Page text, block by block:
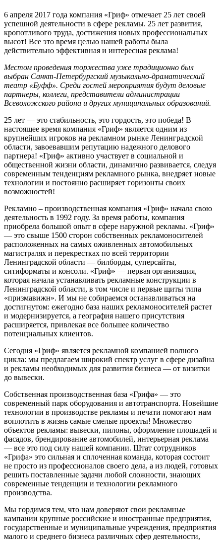
6 апреля 2017 года компания «Гриф» отмечает 25 лет своей
успешной деятельности в сфере рекламы. 25 лет развития,
кропотливого труда, достижения новых профессиональных
высот! Все это время целью нашей работы была
действительно эффективная и интересная реклама!
Местом проведения торжества уже традиционно был
выбран Санкт-Петербургский музыкально-драматический
театр «Буфф». Среди гостей мероприятия будут деловые
партнеры, коллеги, представители администрации
Всеволожского района и других муниципальных образований.
25 лет — это стабильность, это гордость, это победа! В
настоящее время компания «Гриф» является одним из
крупнейших игроков на рекламном рынке Ленинградской
области, завоевавшим репутацию надежного делового
партнера! «Гриф» активно участвует в социальной и
общественной жизни области, динамично развивается, следуя
современным тенденциям рекламного рынка, внедряет новые
технологии и постоянно расширяет горизонты своих
возможностей!
Рекламно – производственная компания «Гриф» начала свою
деятельность в 1992 году. За время работы, компания
приобрела большой опыт в сфере наружной рекламы. «Гриф»
— это свыше 1500 сторон собственных рекламоносителей
расположенных на самых оживленных автомобильных
магистралях и перекрестках по всей территории
Ленинградской области — билборды, суперсайты,
ситиформаты и консоли. «Гриф» — первая организация,
которая начала устанавливать рекламные конструкции в
Ленинградской области, в том числе и первые щиты типа
«призмавижн». И мы не собираемся останавливаться на
достигнутом: ежегодно база наших рекламоносителей растет
и модернизируется, а география нашего присутствия
расширяется, привлекая все большее количество
потенциальных клиентов.
Сегодня «Гриф» является рекламной компанией полного
цикла: мы предлагаем широкий спектр услуг в сфере дизайна
и рекламы необходимых для развития бизнеса — от визитки
до вывески.
Собственная производственная база «Грифа» — это
современный парк оборудования и автотранспорта. Новейшие
технологии в производстве рекламы и печати помогают нам
воплотить в жизнь самые смелые проекты! Множество
объектов рекламы: вывески, пилоны, оформление площадей и
фасадов, брендирование автомобилей, интерьерная реклама
— все это под силу нашей компании. Штат сотрудников
«Грифа» это сильная и сплоченная команда, которая состоит
не просто из профессионалов своего дела, а из людей, готовых
решить поставленные задачи любой сложности, знающих
современные тенденции и технологии рекламного
производства.
Мы гордимся тем, что нам доверяют свои рекламные
кампании крупные российские и иностранные предприятия,
государственные и муниципальные учреждения, предприятия
малого и среднего бизнеса различных сфер деятельности,